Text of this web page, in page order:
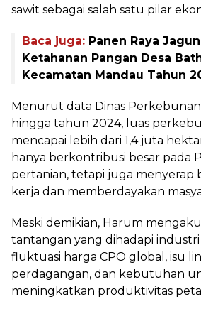
sawit sebagai salah satu pilar
Baca juga: Panen Raya
Ketahanan Pangan Desa
Kecamatan Mandau Tahun
Menurut data Dinas
hingga tahun 2024, luas
mencapai lebih dari 1,4 juta
hanya berkontribusi besar pada
pertanian, tetapi juga menyerap
kerja dan memberdayakan
Meski demikian, Harum
tantangan yang dihadapi industri
fluktuasi harga CPO global, isu
perdagangan, dan kebutuhan
meningkatkan produktivitas